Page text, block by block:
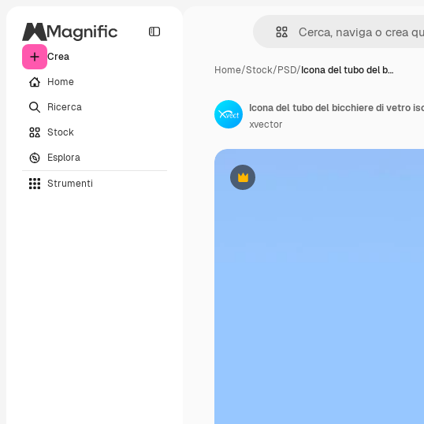
Crea
Home
Ricerca
Stock
Esplora
Strumenti
Home/Stock/PSD/Icona del tubo del b…
Premium
Icona del tubo del bicchiere di vetro
xvector